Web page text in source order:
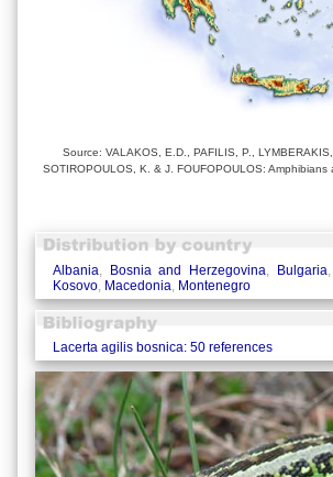
Source: VALAKOS, E.D., PAFILIS, P., LYMBERAKIS,
SOTIROPOULOS, K. & J. FOUFOPOULOS: Amphibians
Albania Bosnia and Herzegovina Bulgaria
Kosovo Macedonia Montenegro
Lacerta agilis bosnica: 50 references